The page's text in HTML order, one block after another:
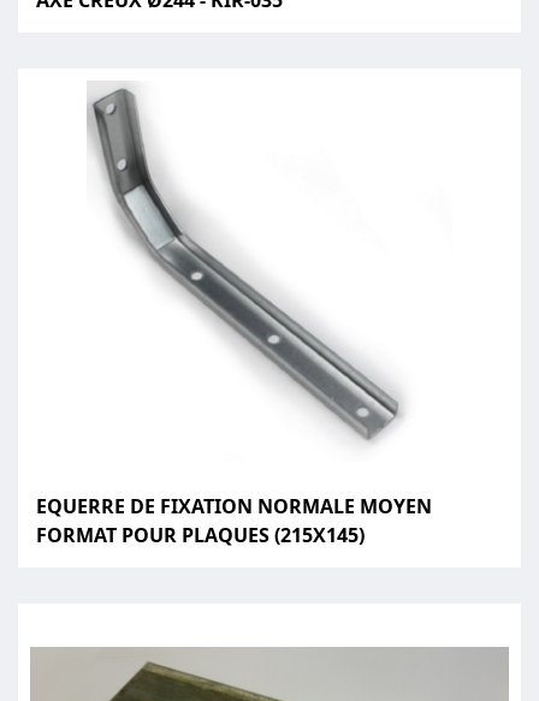
EQUERRE DE FIXATION NORMALE MOYEN
FORMAT POUR PLAQUES (215X145)